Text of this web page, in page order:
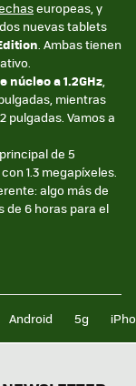
europeas, y
nuevas tablets
. Ambas tienen
núcleo a 1.2GHz,
mientras
pulgadas. Vamos a
de 5
1.3 megapíxeles.
algo más de
de 6 horas para el
Android 5g